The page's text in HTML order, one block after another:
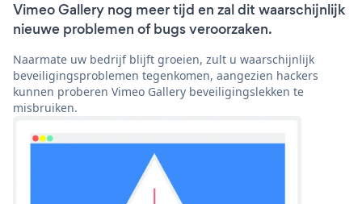
Vimeo Gallery nog meer tijd en zal dit waarschijnlijk
nieuwe problemen of bugs veroorzaken.
Naarmate uw bedrijf blijft groeien, zult u waarschijnlijk
beveiligingsproblemen tegenkomen, aangezien hackers
kunnen proberen Vimeo Gallery beveiligingslekken te
misbruiken.